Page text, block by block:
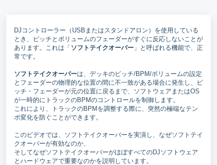
DJコントローラー（USBまたはスタンドアロン）を使用している
とき、ピッチとボリュームのフェーダーがすぐに反応しないことが
あります。これは「 ソフトテイクオーバー 」と呼ばれる機能で、正
常です。
ソフトテイクオーバーは、デッキのピッチ/BPM/ボリュームの設定
とフェーダーの物理的な位置の間に不一致がある場合に発生し、ピ
ッチ・フェーダーが元の位置に戻るまで、ソフトウェアまたはOS
が一時的にトラックのBPMのコントロールを制御します。
これにより、トラックのBPMを調整する際に、突然の極端なテン
ポ変化を防ぐことができます。
このビデオでは、ソフトテイクオーバーを実演し、なぜソフトテイ
クオーバーが有効なのか、
そしてなぜソフトテイクオーバーがほぼすべてのDJソフトウェア
とハードウェアで重要なのかを説明しています。